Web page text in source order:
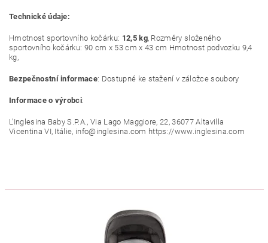
Technické údaje:
Hmotnost sportovního kočárku: 12,5 kg, Rozměry složeného
sportovního kočárku: 90 cm x 53 cm x 43 cm Hmotnost podvozku 9,4
kg,
Bezpečnostní informace: Dostupné ke stažení v záložce soubory
Informace o výrobci:
L'Inglesina Baby S.P.A., Via Lago Maggiore, 22, 36077 Altavilla
Vicentina VI, Itálie, info@inglesina.com https://www.inglesina.com